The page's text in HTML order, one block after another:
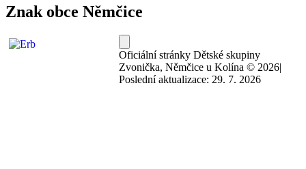
Znak obce Němčice
Oficiální stránky Dětské skupiny
Zvonička, Němčice u Kolína © 2026|
Poslední aktualizace: 29. 7. 2026